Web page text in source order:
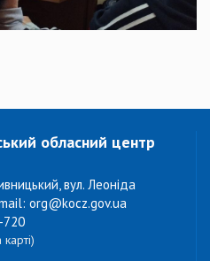
обласний центр
вул. Леоніда
org@kocz.gov.ua
720